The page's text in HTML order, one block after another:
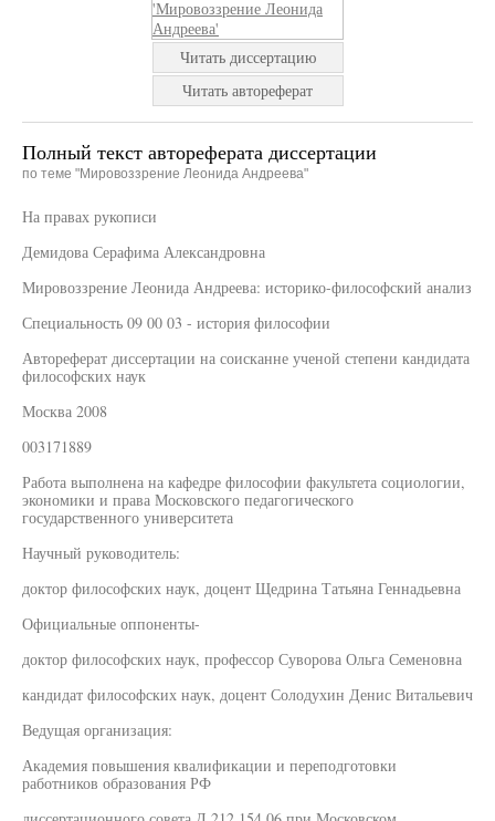
Читать диссертацию
Читать автореферат
Полный текст автореферата диссертации
по теме "Мировоззрение Леонида Андреева"
На правах рукописи
Демидова Серафима Александровна
Мировоззрение Леонида Андреева: историко-философский анализ
Специальность 09 00 03 - история философии
Автореферат диссертации на соисканне ученой степени кандидата
философских наук
Москва 2008
003171889
Работа выполнена на кафедре философии факультета социологии,
экономики и права Московского педагогического
государственного университета
Научный руководитель:
доктор философских наук, доцент Щедрина Татьяна Геннадьевна
Официальные оппоненты-
доктор философских наук, профессор Суворова Ольга Семеновна
кандидат философских наук, доцент Солодухин Денис Витальевич
Ведущая организация:
Академия повышения квалификации и переподготовки
работников образования РФ